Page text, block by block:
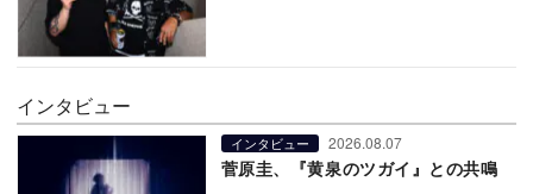
インタビュー
インタビュー 2026.08.07
菅原圭、『黄泉のツガイ』との共鳴